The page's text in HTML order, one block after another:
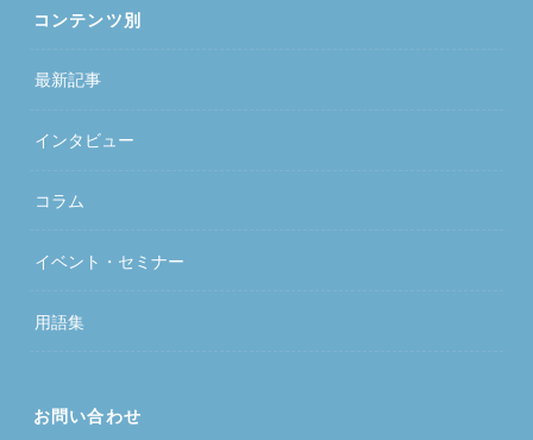
コンテンツ別
最新記事
インタビュー
コラム
イベント・セミナー
用語集
お問い合わせ